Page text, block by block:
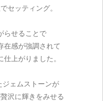
セッティング。
らせることで
在感が強調されて
上がりました。
ジェムストーンが
沢に輝きをみせる